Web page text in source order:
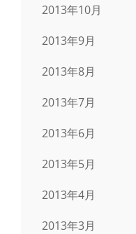
2013年10月
2013年9月
2013年8月
2013年7月
2013年6月
2013年5月
2013年4月
2013年3月